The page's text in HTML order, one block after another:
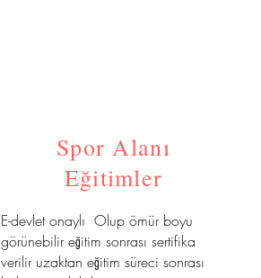
Spor Alanı
Eğitimler
E-devlet onaylı Olup ömür boyu
görünebilir eğitim sonrası sertifika
verilir uzaktan eğitim süreci sonrası